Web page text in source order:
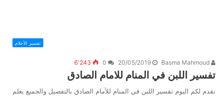
تفسير الأحلام
Basma Mahmoud
20/05/2019
0 6٬243
تفسير اللبن في المنام للامام الصادق
نقدم لكم اليوم تفسير اللبن في المنام للأمام الصادق بالتفصيل والجميع يعلم